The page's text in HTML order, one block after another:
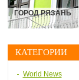
ГОРОД РЯЗАНЬ
КАТЕГОРИИ
World News